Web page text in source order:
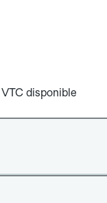
disponible